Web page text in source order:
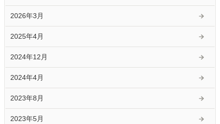
2026年3月
2025年4月
2024年12月
2024年4月
2023年8月
2023年5月